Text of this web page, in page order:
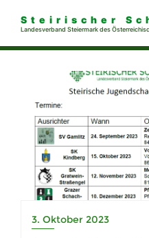
Steirischer
Landesverband Steiermark des
3. Oktober 2023